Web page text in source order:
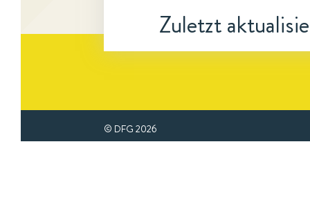
Zuletzt
© DFG 2026